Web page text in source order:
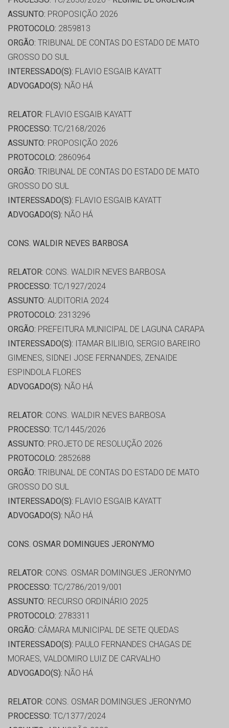
ASSUNTO: PROPOSIÇÃO 2026
PROTOCOLO: 2859813
ORGÃO: TRIBUNAL DE CONTAS DO ESTADO DE MATO
GROSSO DO SUL
INTERESSADO(S): FLAVIO ESGAIB KAYATT
ADVOGADO(S): NÃO HÁ
RELATOR: FLAVIO ESGAIB KAYATT
PROCESSO: TC/2168/2026
ASSUNTO: PROPOSIÇÃO 2026
PROTOCOLO: 2860964
ORGÃO: TRIBUNAL DE CONTAS DO ESTADO DE MATO
GROSSO DO SUL
INTERESSADO(S): FLAVIO ESGAIB KAYATT
ADVOGADO(S): NÃO HÁ
CONS. WALDIR NEVES BARBOSA
RELATOR: CONS. WALDIR NEVES BARBOSA
PROCESSO: TC/1927/2024
ASSUNTO: AUDITORIA 2024
PROTOCOLO: 2313296
ORGÃO: PREFEITURA MUNICIPAL DE LAGUNA CARAPA
INTERESSADO(S): ITAMAR BILIBIO, SERGIO BAREIRO
GIMENES, SIDNEI JOSE FERNANDES, ZENAIDE
ESPINDOLA FLORES
ADVOGADO(S): NÃO HÁ
RELATOR: CONS. WALDIR NEVES BARBOSA
PROCESSO: TC/1445/2026
ASSUNTO: PROJETO DE RESOLUÇÃO 2026
PROTOCOLO: 2852688
ORGÃO: TRIBUNAL DE CONTAS DO ESTADO DE MATO
GROSSO DO SUL
INTERESSADO(S): FLAVIO ESGAIB KAYATT
ADVOGADO(S): NÃO HÁ
CONS. OSMAR DOMINGUES JERONYMO
RELATOR: CONS. OSMAR DOMINGUES JERONYMO
PROCESSO: TC/2786/2019/001
ASSUNTO: RECURSO ORDINÁRIO 2025
PROTOCOLO: 2783311
ORGÃO: CÂMARA MUNICIPAL DE SETE QUEDAS
INTERESSADO(S): PAULO FERNANDES CHAGAS DE
MORAES, VALDOMIRO LUIZ DE CARVALHO
ADVOGADO(S): NÃO HÁ
RELATOR: CONS. OSMAR DOMINGUES JERONYMO
PROCESSO: TC/1377/2024